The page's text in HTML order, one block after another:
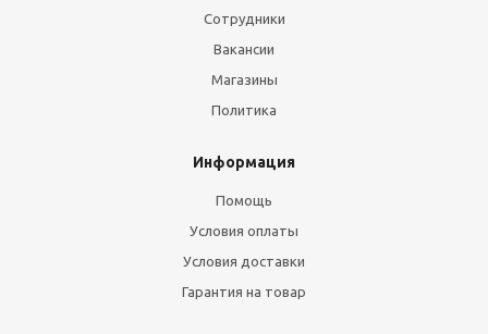
Сотрудники
Вакансии
Магазины
Политика
Информация
Помощь
Условия оплаты
Условия доставки
Гарантия на товар